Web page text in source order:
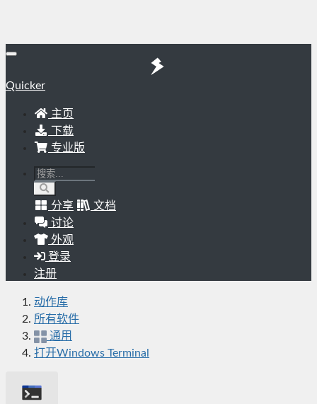
Quicker
主页
下载
专业版
分享
文档
讨论
外观
登录
注册
动作库
所有软件
通用
打开Windows Terminal